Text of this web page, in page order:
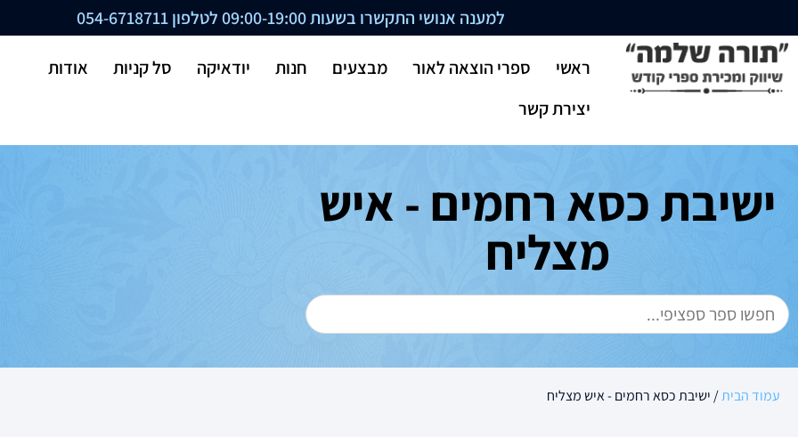
למענה אנושי התקשרו בשעות 09:00-19:00 לטלפון 054-6718711
ראשי ספרי הוצאה לאור מבצעים חנות יודאיקה סל קניות
אודות
יצירת קשר
ישיבת כסא רחמים - איש
מצליח
עמוד הבית/ ישיבת כסא רחמים - איש מצליח